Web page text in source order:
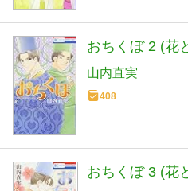
おちくぼ 2 (花
山内直実
408
おちくぼ 3 (花